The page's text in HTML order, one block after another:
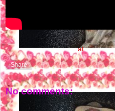
NASTY FLOW MUSIC at5:12 PM
Share
No comments: